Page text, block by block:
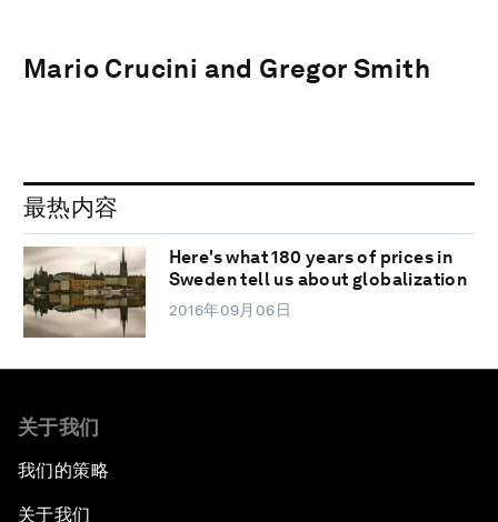
Mario Crucini and Gregor Smith
最热内容
Here's what 180 years of prices in
Sweden tell us about globalization
2016年09月06日
关于我们
我们的策略
关于我们